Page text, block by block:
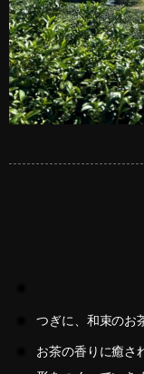
つぎに、和束のお
お茶の香りに癒さ